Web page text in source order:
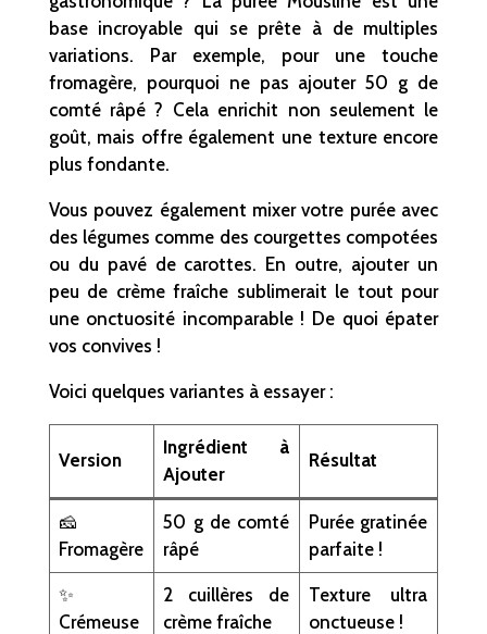
base incroyable qui se prête à de multiples
variations. Par exemple, pour une touche
fromagère, pourquoi ne pas ajouter 50 g de
comté râpé ? Cela enrichit non seulement le
goût, mais offre également une texture encore
plus fondante.
Vous pouvez également mixer votre purée avec
des légumes comme des courgettes compotées
ou du pavé de carottes. En outre, ajouter un
peu de crème fraîche sublimerait le tout pour
une onctuosité incomparable ! De quoi épater
vos convives !
Voici quelques variantes à essayer :
Version
Ingrédient à
Ajouter
Résultat
🧀
Fromagère
50 g de comté
râpé
Purée gratinée
parfaite !
✨
Crémeuse
2 cuillères de
crème fraîche
Texture ultra
onctueuse !